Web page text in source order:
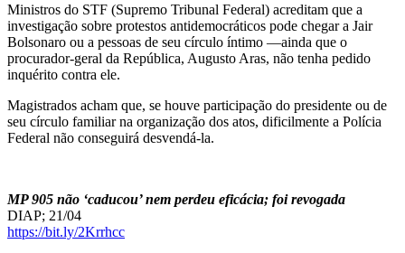
Ministros do STF (Supremo Tribunal Federal) acreditam que a
investigação sobre protestos antidemocráticos pode chegar a Jair
Bolsonaro ou a pessoas de seu círculo íntimo —ainda que o
procurador-geral da República, Augusto Aras, não tenha pedido
inquérito contra ele.
Magistrados acham que, se houve participação do presidente ou de
seu círculo familiar na organização dos atos, dificilmente a Polícia
Federal não conseguirá desvendá-la.
MP 905 não ‘caducou’ nem perdeu eficácia; foi revogada
DIAP; 21/04
https://bit.ly/2Krrhcc